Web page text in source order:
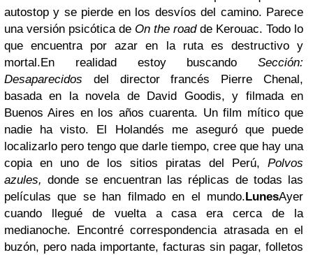
autostop y se pierde en los desvíos del camino. Parece
una versión psicótica de On the roadde Kerouac. Todo lo
que encuentra por azar en la ruta es destructivo y
mortal.En realidad estoy buscando Sección:
Desaparecidos del director francés Pierre Chenal,
basada en la novela de David Goodis, y filmada en
Buenos Aires en los años cuarenta. Un film mítico que
nadie ha visto. El Holandés me aseguró que puede
localizarlo pero tengo que darle tiempo, cree que hay una
copia en uno de los sitios piratas del Perú, Polvos
azules, donde se encuentran las réplicas de todas las
películas que se han filmado en el mundo.LunesAyer
cuando llegué de vuelta a casa era cerca de la
medianoche. Encontré correspondencia atrasada en el
buzón, pero nada importante, facturas sin pagar, folletos